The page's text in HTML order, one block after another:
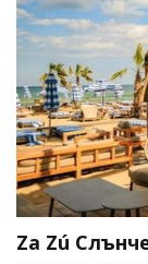
Za Zú